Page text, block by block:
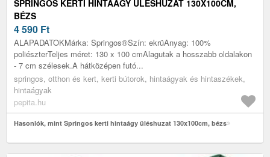
SPRINGOS KERTI HINTAÁGY ÜLÉSHUZAT 130X100CM,
BÉZS
4 590 Ft
ALAPADATOKMárka: Springos®Szín: ekrüAnyag: 100%
poliészterTeljes méret: 130 x 100 cmAlagutak a hosszabb oldalakon
- 7 cm szélesek.A hátközépen futó...
springos, otthon és kert, kerti bútorok, hintaágyak és hintaszékek,
hintaágyak
pepita.hu
Hasonlók, mint Springos kerti hintaágy üléshuzat 130x100cm, bézs